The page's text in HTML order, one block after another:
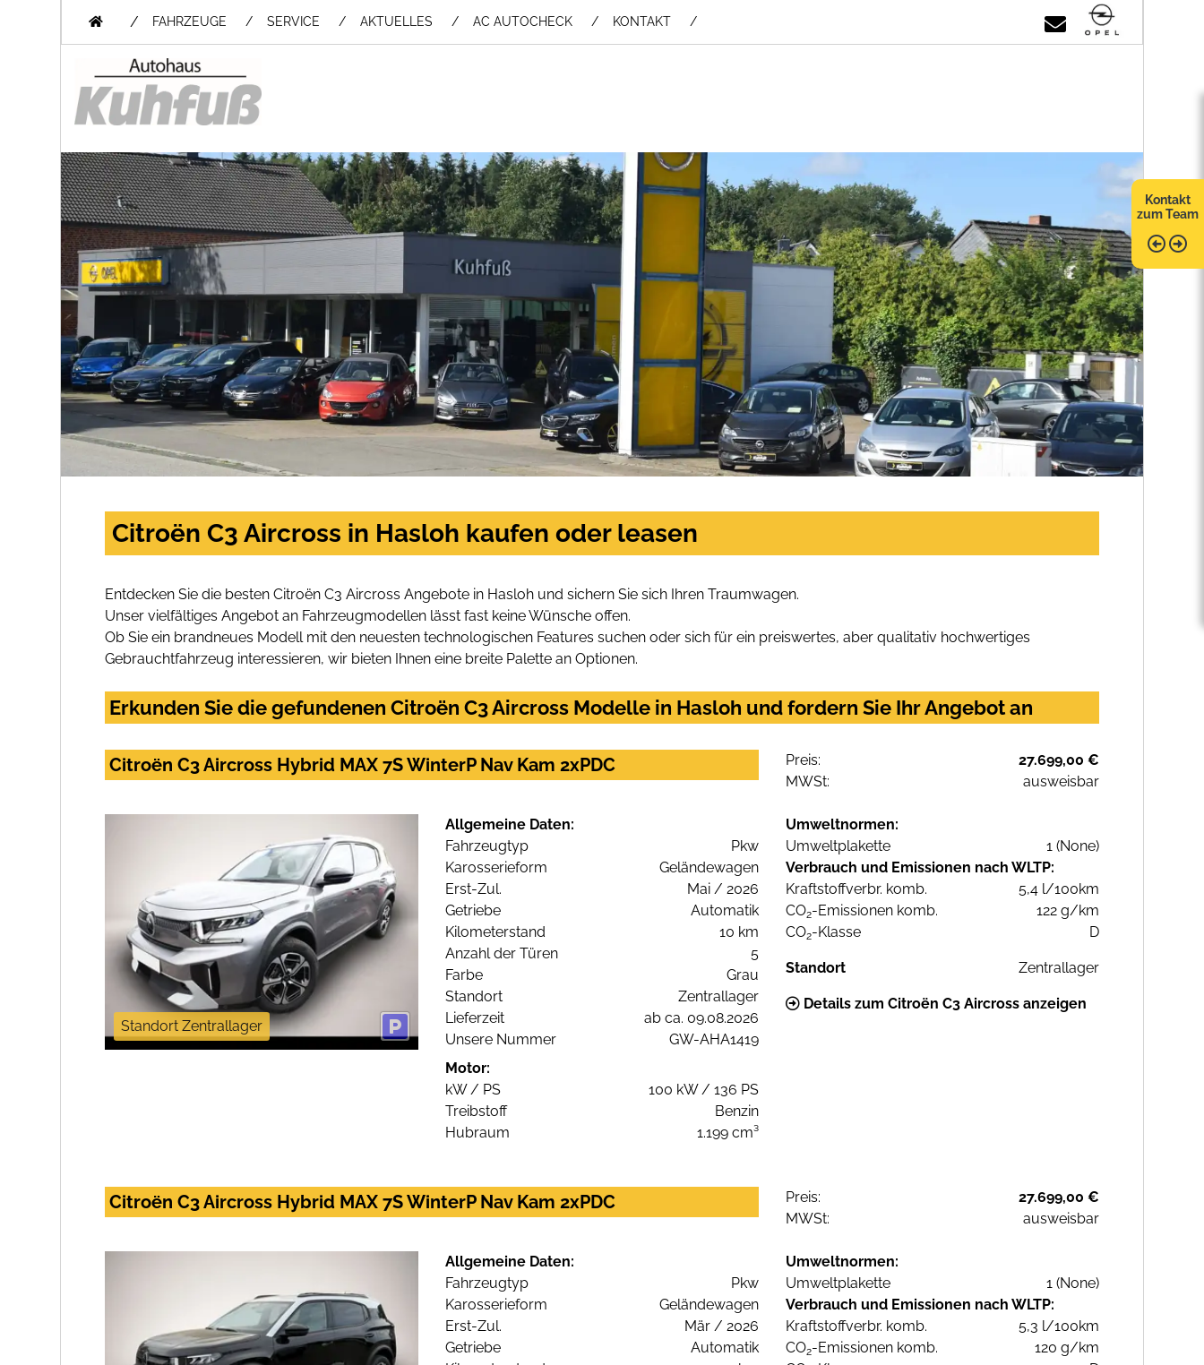
/ FAHRZEUGE SERVICE AKTUELLES AC AUTOCHECK KONTAKT
Kontakt
zum Team
Citroën C3 Aircross in Hasloh kaufen oder leasen
Entdecken Sie die besten Citroën C3 Aircross Angebote in Hasloh und sichern Sie sich Ihren Traumwagen.
Unser vielfältiges Angebot an Fahrzeugmodellen lässt fast keine Wünsche offen.
Ob Sie ein brandneues Modell mit den neuesten technologischen Features suchen oder sich für ein preiswertes, aber qualitativ hochwertiges
Gebrauchtfahrzeug interessieren, wir bieten Ihnen eine breite Palette an Optionen.
Erkunden Sie die gefundenen Citroën C3 Aircross Modelle in Hasloh und fordern Sie Ihr Angebot an
Citroën C3 Aircross Hybrid MAX 7S WinterP Nav Kam 2xPDC Preis:
27.699,00 €
MWSt:
ausweisbar
Standort Zentrallager
Allgemeine Daten:
Fahrzeugtyp
Pkw
Karosserieform
Geländewagen
Erst-Zul.
Mai / 2026
Getriebe
Automatik
Kilometerstand
10 km
Anzahl der Türen
5
Farbe
Grau
Standort
Zentrallager
Lieferzeit
ab ca. 09.08.2026
Unsere Nummer
GW-AHA1419
Motor:
kW / PS
100 kW / 136 PS
Treibstoff
Benzin
Hubraum
1.199 cm³
Umweltnormen:
Umweltplakette
1 (None)
Verbrauch und Emissionen nach WLTP:
Kraftstoffverbr. komb.
5,4 l/100km
CO2-Emissionen komb.
122 g/km
CO2-Klasse D
Standort Zentrallager
Details zum Citroën C3 Aircross anzeigen
Citroën C3 Aircross Hybrid MAX 7S WinterP Nav Kam 2xPDC Preis:
27.699,00 €
MWSt:
ausweisbar
Allgemeine Daten:
Fahrzeugtyp
Pkw
Karosserieform
Geländewagen
Erst-Zul.
Mär / 2026
Getriebe
Automatik
Umweltnormen:
Umweltplakette
1 (None)
Verbrauch und Emissionen nach WLTP:
Kraftstoffverbr. komb.
5,3 l/100km
CO2-Emissionen komb.
120 g/km